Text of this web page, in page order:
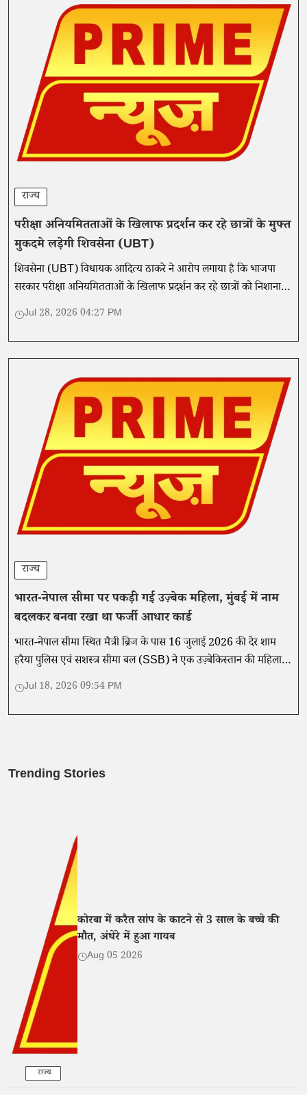
राज्य
परीक्षा अनियमितताओं के खिलाफ प्रदर्शन कर रहे छात्रों के मुफ्त
मुकदमे लड़ेगी शिवसेना (UBT)
शिवसेना (UBT) विधायक आदित्य ठाकरे ने आरोप लगाया है कि भाजपा
सरकार परीक्षा अनियमितताओं के खिलाफ प्रदर्शन कर रहे छात्रों को निशाना
बना रही है।
Jul 28, 2026 04:27 PM
राज्य
भारत-नेपाल सीमा पर पकड़ी गई उज़्बेक महिला, मुंबई में नाम
बदलकर बनवा रखा था फर्जी आधार कार्ड
भारत-नेपाल सीमा स्थित मैत्री ब्रिज के पास 16 जुलाई 2026 की देर शाम
हरैया पुलिस एवं सशस्त्र सीमा बल (SSB) ने एक उज़्बेकिस्तान की महिला
को भारत से नेपाल जाने के दौरान हिरासत में लिया।
Jul 18, 2026 09:54 PM
Trending Stories
राज्य
कोरबा में करैत सांप के काटने से 3 साल के बच्चे की
मौत, अंधेरे में हुआ गायब
Aug 05 2026